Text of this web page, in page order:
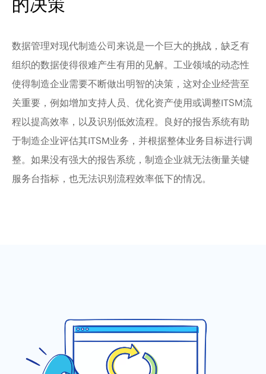
的决策
数据管理对现代制造公司来说是一个巨大的挑战，缺乏有
组织的数据使得很难产生有用的见解。工业领域的动态性
使得制造企业需要不断做出明智的决策，这对企业经营至
关重要，例如增加支持人员、优化资产使用或调整ITSM流
程以提高效率，以及识别低效流程。良好的报告系统有助
于制造企业评估其ITSM业务，并根据整体业务目标进行调
整。如果没有强大的报告系统，制造企业就无法衡量关键
服务台指标，也无法识别流程效率低下的情况。